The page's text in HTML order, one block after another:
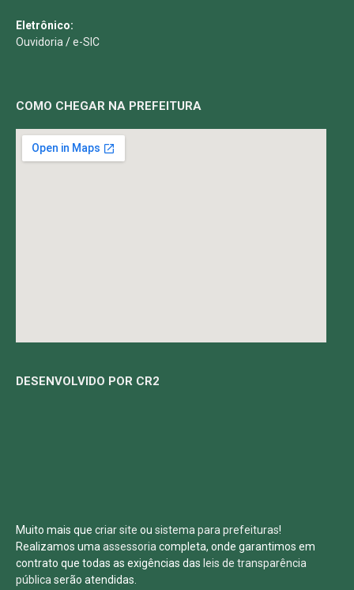
Eletrônico:
Ouvidoria /e-SIC
COMO CHEGAR NA PREFEITURA
DESENVOLVIDO POR CR2
Muito mais que criar site ou sistema para prefeituras!
Realizamos uma assessoria completa, onde garantimos em
contrato que todas as exigências das leis de transparência
pública serão atendidas.